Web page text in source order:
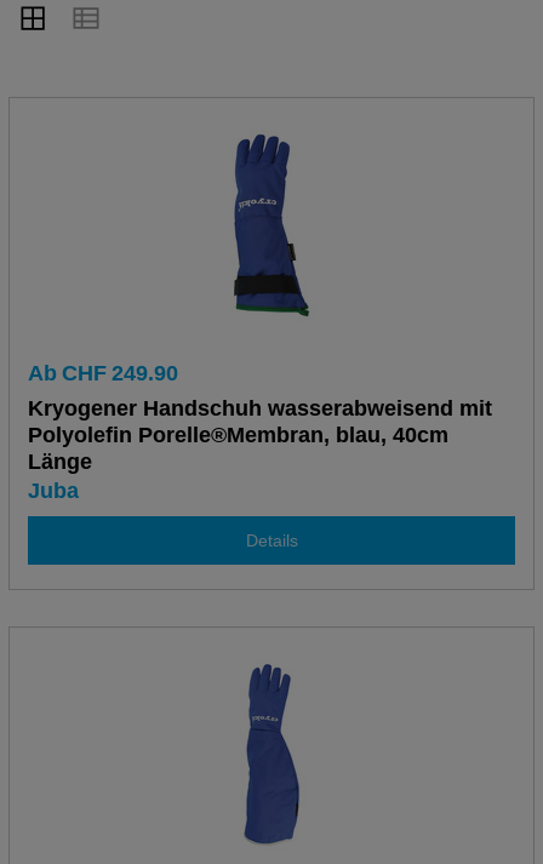
Ab CHF 249.90
Kryogener Handschuh wasserabweisend mit
Polyolefin Porelle®Membran, blau, 40cm
Länge
Juba
Details